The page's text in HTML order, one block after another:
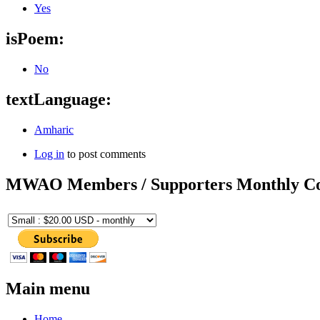
Yes
isPoem:
No
textLanguage:
Amharic
Log in to post comments
MWAO Members / Supporters Monthly
Main menu